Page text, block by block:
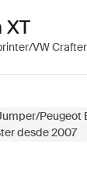
XT
VW
Peugeot
desde 2007